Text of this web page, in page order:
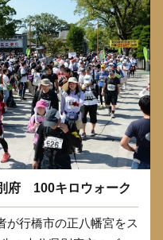
府 100キロウォーク
が行橋市の正八幡宮をス